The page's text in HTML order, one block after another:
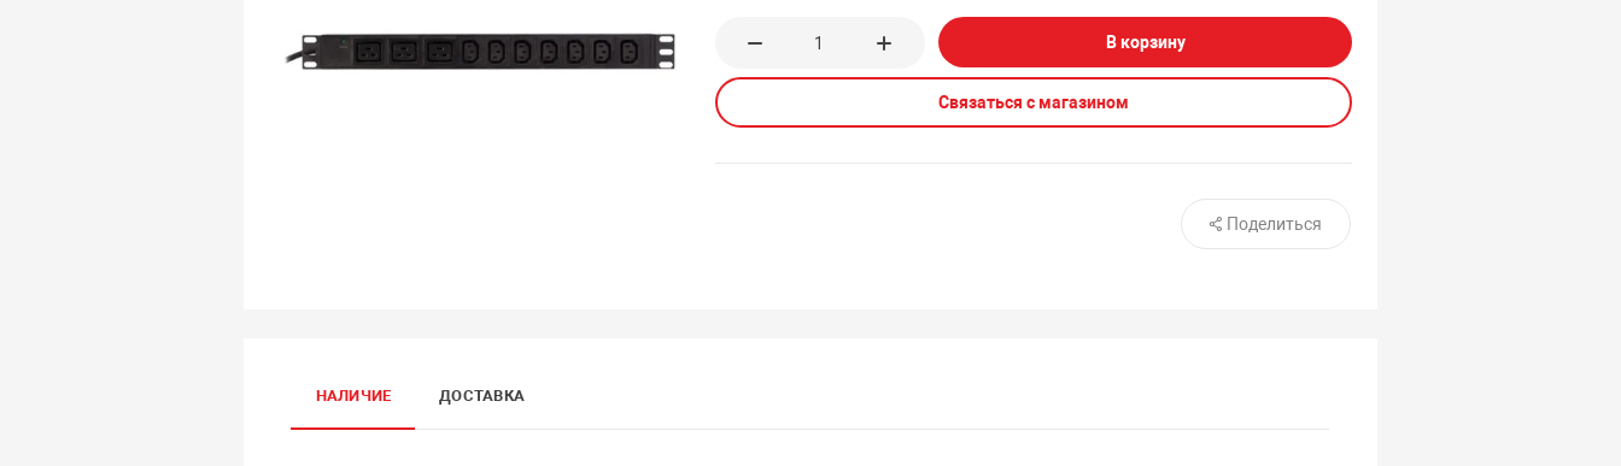
В корзину
Связаться с магазином
Поделиться
НАЛИЧИЕ ДОСТАВКА